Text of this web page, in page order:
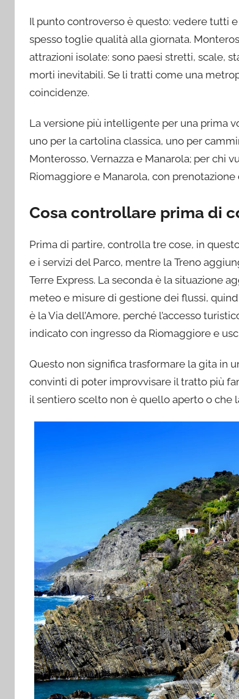
Il punto controverso è questo: vedere tutti
spesso toglie qualità alla giornata.
attrazioni isolate: sono paesi stretti, scale,
morti inevitabili. Se li tratti come una
coincidenze.
La versione più intelligente per una prima
uno per la cartolina classica, uno per
Monterosso, Vernazza e Manarola; per chi
Riomaggiore e Manarola, con prenotazione
Cosa controllare prima di
Prima di partire, controlla tre cose, in
e i servizi del Parco, mentre la Treno
Terre Express. La seconda è la situazione
meteo e misure di gestione dei flussi,
è la Via dell’Amore, perché l’accesso
indicato con ingresso da Riomaggiore e
Questo non significa trasformare la gita in
convinti di poter improvvisare il tratto più
il sentiero scelto non è quello aperto o che